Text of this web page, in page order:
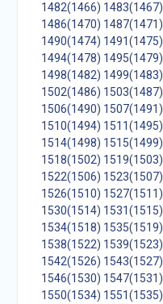
1482(1466) 1483(1467)
1486(1470) 1487(1471)
1490(1474) 1491(1475)
1494(1478) 1495(1479)
1498(1482) 1499(1483)
1502(1486) 1503(1487)
1506(1490) 1507(1491)
1510(1494) 1511(1495)
1514(1498) 1515(1499)
1518(1502) 1519(1503)
1522(1506) 1523(1507)
1526(1510) 1527(1511)
1530(1514) 1531(1515)
1534(1518) 1535(1519)
1538(1522) 1539(1523)
1542(1526) 1543(1527)
1546(1530) 1547(1531)
1550(1534) 1551(1535)